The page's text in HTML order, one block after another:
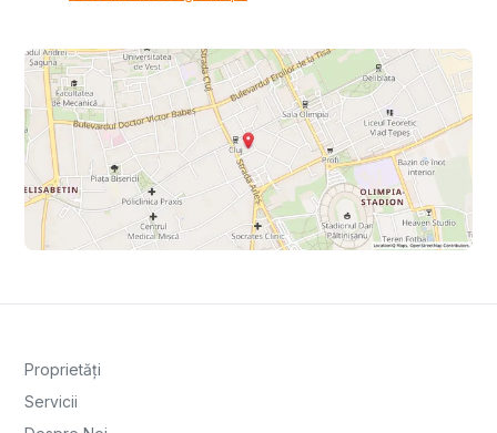
Proprietăți
Servicii